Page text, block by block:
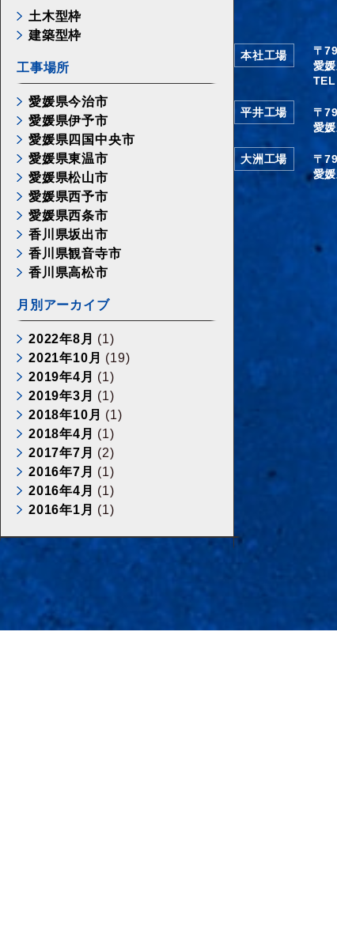
土木型枠
建築型枠
工事場所
愛媛県今治市
愛媛県伊予市
愛媛県四国中央市
愛媛県東温市
愛媛県松山市
愛媛県西予市
愛媛県西条市
香川県坂出市
香川県観音寺市
香川県高松市
月別アーカイブ
2022年8月 (1)
2021年10月 (19)
2019年4月 (1)
2019年3月 (1)
2018年10月 (1)
2018年4月 (1)
2017年7月 (2)
2016年7月 (1)
2016年4月 (1)
2016年1月 (1)
本社工場
〒
愛
平井工場
〒
愛
大洲工場
〒
愛